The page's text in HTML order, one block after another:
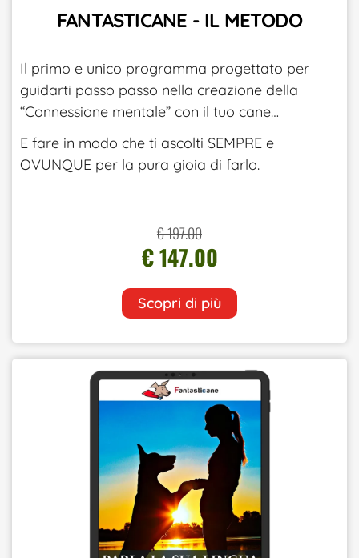
FANTASTICANE - IL METODO
Il primo e unico programma progettato per
guidarti passo passo nella creazione della
“Connessione mentale” con il tuo cane…
E fare in modo che ti ascolti SEMPRE e
OVUNQUE per la pura gioia di farlo.
€ 197.00
€ 147.00
Scopri di più